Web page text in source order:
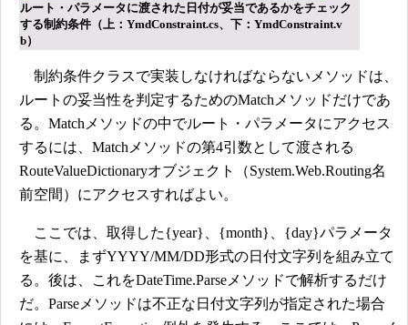
ルート・パラメータに渡された日付が妥当であるかをチェック
する制約条件（上：YmdConstraint.cs、下：YmdConstraint.v
b）
制約条件クラスで実装しなければならないメソッドは、
ルートの妥当性を判定するためのMatchメソッドだけであ
る。Matchメソッドの中でルート・パラメータにアクセス
するには、Matchメソッドの第4引数として渡される
RouteValueDictionaryオブジェクト（System.Web.Routing名
前空間）にアクセスすればよい。
ここでは、取得した{year}、{month}、{day}パラメータ
を基に、まずYYYY/MM/DD形式の日付文字列を組み立て
る。後は、これをDateTime.Parseメソッドで解析するだけ
だ。Parseメソッドは不正な日付文字列が指定された場合